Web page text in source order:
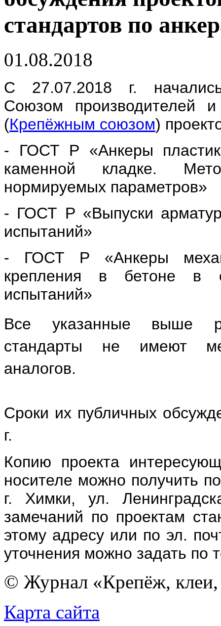
стандартов по
01.08.2018
С 27.07.2018 г.
Союзом производителей
(Крепёжным союзом)
- ГОСТ Р «Анкеры
каменной кладке.
нормируемых параметров»
- ГОСТ Р «Выпуски
испытаний»
- ГОСТ Р «Анкеры
крепления в бетоне в
испытаний»
Все указанные выше
стандарты не имеют
аналогов.
Сроки их публичных
г.
Копию проекта
носителе можно получить
г. Химки, ул.
замечаний по проектам
этому адресу или по эл.
уточнения можно задать по
© Журнал «Крепёж, клеи,
Карта сайта